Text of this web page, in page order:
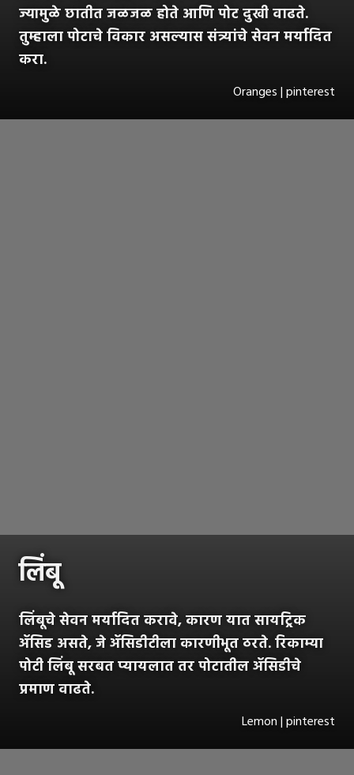
ज्यामुळे छातीत जळजळ होते आणि पोट दुखी वाढते.
तुम्हाला पोटाचे विकार असल्यास संत्र्यांचे सेवन मर्यादित
करा.
Oranges | pinterest
लिंबू
लिंबूचे सेवन मर्यादित करावे, कारण यात सायट्रिक
ॲसिड असते, जे ॲसिडीटीला कारणीभूत ठरते. रिकाम्या
पोटी लिंबू सरबत प्यायलात तर पोटातील ॲसिडीचे
प्रमाण वाढते.
Lemon | pinterest